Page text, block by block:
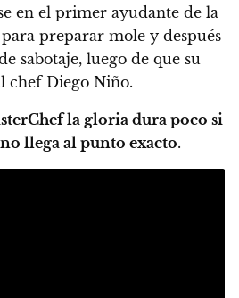
en el primer ayudante de la
preparar mole y después
sabotaje, luego de que su
chef Diego Niño.
la gloria dura poco si
llega al punto exacto.